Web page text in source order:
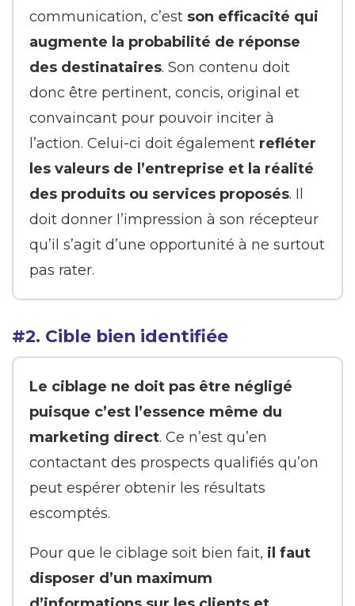
communication, c’est son efficacité qui
augmente la probabilité de réponse
des destinataires. Son contenu doit
donc être pertinent, concis, original et
convaincant pour pouvoir inciter à
l’action. Celui-ci doit également refléter
les valeurs de l’entreprise et la réalité
des produits ou services proposés. Il
doit donner l’impression à son récepteur
qu’il s’agit d’une opportunité à ne surtout
pas rater.
#2. Cible bien identifiée
Le ciblage ne doit pas être négligé
puisque c’est l’essence même du
marketing direct. Ce n’est qu’en
contactant des prospects qualifiés qu’on
peut espérer obtenir les résultats
escomptés.
Pour que le ciblage soit bien fait, il faut
disposer d’un maximum